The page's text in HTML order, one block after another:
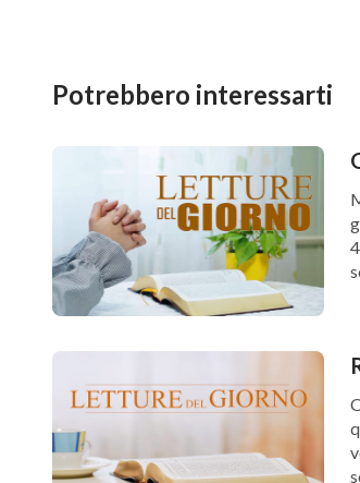
Potrebbero interessarti